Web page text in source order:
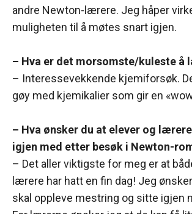
andre Newton-lærere. Jeg håper
muligheten til å møtes snart igjen.
– Hva er det morsomste/kuleste å
– Interessevekkende kjemiforsøk.
gøy med kjemikalier som gir en
– Hva ønsker du at elever og
igjen med etter besøk i Newton-
– Det aller viktigste for meg er at
lærere har hatt en fin dag! Jeg
skal oppleve mestring og sitte igjen